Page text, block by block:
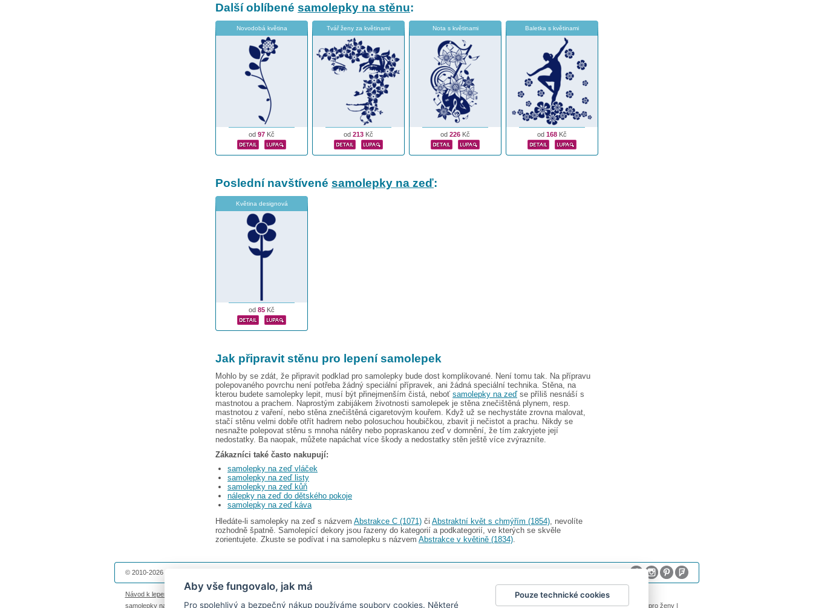
Další oblíbené samolepky na stěnu:
Novodobá květina
od 97 Kč
Tvář ženy za květinami
od 213 Kč
Nota s květinami
od 226 Kč
Baletka s květinami
od 168 Kč
Poslední navštívené samolepky na zeď:
Květina designová
od 85 Kč
Jak připravit stěnu pro lepení samolepek
Mohlo by se zdát, že připravit podklad pro samolepky bude dost komplikované. Není tomu tak. Na přípravu
polepovaného povrchu není potřeba žádný speciální přípravek, ani žádná speciální technika. Stěna, na
kterou budete samolepky lepit, musí být přinejmenším čistá, neboť samolepky na zeďse příliš nesnáší s
mastnotou a prachem. Naprostým zabijákem životnosti samolepek je stěna znečištěná plynem, resp.
mastnotou z vaření, nebo stěna znečištěná cigaretovým kouřem. Když už se nechystáte zrovna malovat,
stačí stěnu velmi dobře otřít hadrem nebo polosuchou houbičkou, zbavit ji nečistot a prachu. Nikdy se
nesnažte polepovat stěnu s mnoha nátěry nebo popraskanou zeď v domnění, že tím zakryjete její
nedostatky. Ba naopak, můžete napáchat více škody a nedostatky stěn ještě více zvýrazníte.
Zákazníci také často nakupují:
samolepky na zeď vláček
samolepky na zeď listy
samolepky na zeď kůň
nálepky na zeď do dětského pokoje
samolepky na zeď káva
Hledáte-li samolepky na zeď s názvem Abstrakce C (1071) či Abstraktní květ s chmýřím (1854) , nevolíte
rozhodně špatně. Samolepící dekory jsou řazeny do kategorií a podkategorií, ve kterých se skvěle
zorientujete. Zkuste se podívat i na samolepku s názvem Abstrakce v květině (1834)
© 2010-2026 Dekolepky.cz provozuje
Návod k lepení Životnost samolepek na zeď Magazín |Impressum
samolepky na auto
|fotomagnetky na lednici|fotokalendáře|kühlschrank fotomagnete|foto magnesy na lodówkę samolepky dieťa v aute|logoprinty|nálepky na stenu| dárky pro ženy|
Aby vše fungovalo, jak má
Pro spolehlivý a bezpečný nákup používáme soubory cookies. Některé
Pouze technické cookies